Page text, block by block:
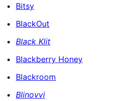
Bitsy
BlackOut
Black Klit
Blackberry Honey
Blackroom
Blinovvi